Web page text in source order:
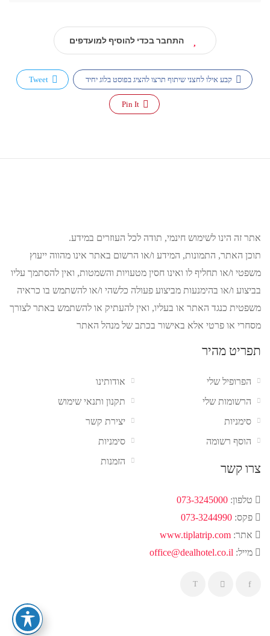
התחבר בכדי להוסיף למועדפים
קבע אילו לחצני שיתוף תרצו להציג בפוסט בלוג יחיד Tweet
Pin It
אתר זה הינו לשימוש חינמי, תודה לכל העוזרים במידע.
תוכן האתר, התמונות, המידע ו/או הרשום באתר אינו מהווה ייעוץ
משפטי ו/או תחליף לו ואינו חסין מטעויות והשמטות, ואין להסתמך עליו
בביצוע ו/או בהימנעות מביצוע פעולה כלשהי ו/או להשתמש בו כראיה
משפטית כנגד האתר או בעליו, ואין להעתיק או להשתמש באתר לצורך
מסחרי או פרטי אלא באישור בכתב של מנהל האתר
תפריט מהיר
אודותינו
תקנון ותנאי שימוש
יצירת קשר
סימניות
הזמנות
הפרופיל שלי
הרשומות שלי
סימניות
הוסף רשומה
צרו קשר
טלפון: 073-3245000
פקס: 073-3244990
אתר: www.tiplatrip.com
מייל: office@dealhotel.co.il